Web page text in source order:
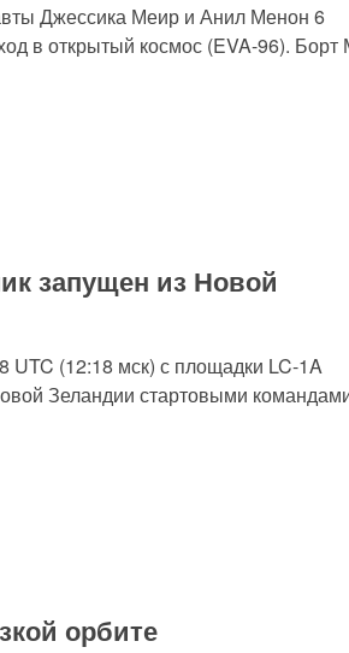
Джессика Меир и Анил Менон 6
в открытый космос (EVA-96).
запущен из Новой
UTC (12:18 мск) с площадки LC-1A
Зеландии стартовыми
орбите